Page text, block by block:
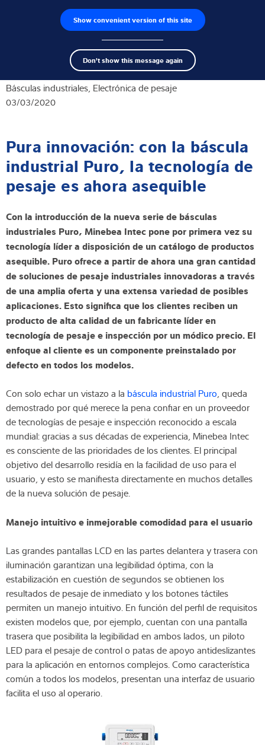
Show convenient version of this site
Don't show this message again
Buscador de productos Empleos
Search
term
Terminales de pesaje
Soluciones de inspección
Software
Servicios
Soluciones Industriales
Experiencia y conocimientos
Sobre Nostros
Noticias
Buscador de productos
Básculas industriales, Electrónica de pesaje
03/03/2020
Pura innovación: con la báscula
industrial Puro, la tecnología de
pesaje es ahora asequible
Con la introducción de la nueva serie de básculas
industriales Puro, Minebea Intec pone por primera vez su
tecnología líder a disposición de un catálogo de productos
asequible. Puro ofrece a partir de ahora una gran cantidad
de soluciones de pesaje industriales innovadoras a través
de una amplia oferta y una extensa variedad de posibles
aplicaciones. Esto significa que los clientes reciben un
producto de alta calidad de un fabricante líder en
tecnología de pesaje e inspección por un módico precio. El
enfoque al cliente es un componente preinstalado por
defecto en todos los modelos.
Con solo echar un vistazo a la báscula industrial Puro, queda
demostrado por qué merece la pena confiar en un proveedor
de tecnologías de pesaje e inspección reconocido a escala
mundial: gracias a sus décadas de experiencia, Minebea Intec
es consciente de las prioridades de los clientes. El principal
objetivo del desarrollo residía en la facilidad de uso para el
usuario, y esto se manifiesta directamente en muchos detalles
de la nueva solución de pesaje.
Manejo intuitivo e inmejorable comodidad para el usuario
Las grandes pantallas LCD en las partes delantera y trasera con
iluminación garantizan una legibilidad óptima, con la
estabilización en cuestión de segundos se obtienen los
resultados de pesaje de inmediato y los botones táctiles
permiten un manejo intuitivo. En función del perfil de requisitos
existen modelos que, por ejemplo, cuentan con una pantalla
trasera que posibilita la legibilidad en ambos lados, un piloto
LED para el pesaje de control o patas de apoyo antideslizantes
para la aplicación en entornos complejos. Como característica
común a todos los modelos, presentan una interfaz de usuario
facilita el uso al operario.